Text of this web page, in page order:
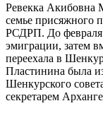
Ревекка Акибовна
семье присяжного
РСДРП. До февраля
эмиграции, затем
переехала в
Пластинина была
Шенкурского
секретарем